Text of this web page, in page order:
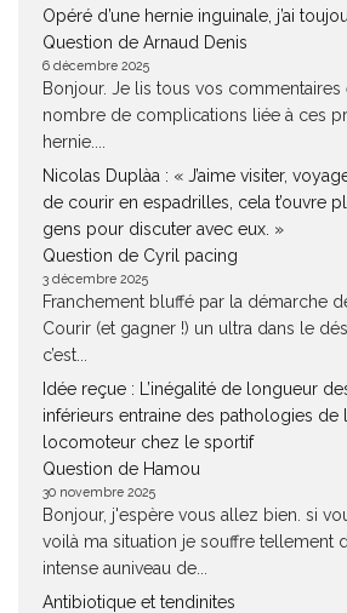
Opéré d’une hernie inguinale, j’ai
Question de Arnaud Denis
6 décembre 2025
Bonjour. Je lis tous vos commentaires
nombre de complications liée à ces
hernie....
Nicolas Duplàa : « J’aime visiter,
de courir en espadrilles, cela t’ouvre
gens pour discuter avec eux. »
Question de Cyril pacing
3 décembre 2025
Franchement bluffé par la démarche
Courir (et gagner !) un ultra dans le
c’est...
Idée reçue : L’inégalité de longueur
inférieurs entraine des pathologies de
locomoteur chez le sportif
Question de Hamou
30 novembre 2025
Bonjour, j'espère vous allez bien. si
voilà ma situation je souffre tellement
intense auniveau de...
Antibiotique et tendinites